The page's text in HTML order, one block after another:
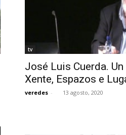
tv
José Luis Cuerda.
Xente, Espazos e
veredes - 13 agosto, 2020